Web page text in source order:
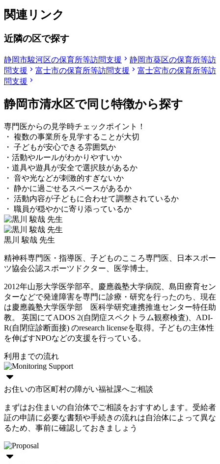
関連リンク
近隣の区で探す
静岡市駿河区の保育所等訪問支援
静岡市葵区の保育所等訪
問支援
富士市の保育所等訪問支援
富士宮市の保育所等訪
問支援
静岡市清水区で同じ特徴から探す
専門医からの見学時チェックポイント！
・ 複数の事業所を見学することが大切
・ 子どもが安心できる雰囲気か
・活動やルールがわかりやすいか
・道具や遊具が安全で選択肢があるか
・ 音や光などが刺激的すぎないか
・ 静かに過ごせるスペースがあるか
・ 活動内容が子どもに合わせて調整されているか
・ 職員が穏やかに寄り添っているか
黒川 駿哉 先生
精神科専門医・指導医、子どものこころ専門医、日本スポー
ツ協会公認スポーツドクター、医学博士。
2012年山形大学医学部卒。慶應義塾大学病院、島田療育セン
ターなどで発達障害を専門に診療・研究を行ったのち、現在
は慶應義塾大学医学部 医科学研究連携推進センター特任助
教。 英国にてADOS 2(自閉症スペクトラム観察検査)、ADI-
R(自閉症診断面接) のresearch licenseを取得。子どもの主体性
を伸ばすNPOなどの支援を行っている。
利用までの流れ
お住いの市区町村の障がい福祉課へご相談
まずはお住まいの自治体でご相談をおすすめします。受給者
証の申請に必要な書類や手続きの流れは自治体によって異な
るため、事前に確認しておきましょう